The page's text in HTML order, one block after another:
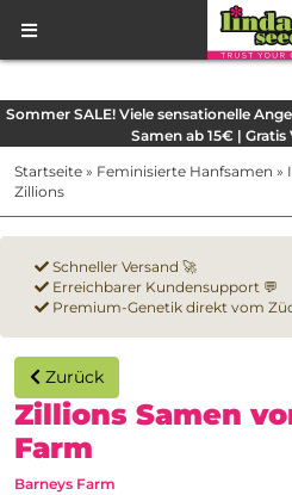
Sommer SALE! Viele sensationelle
Samen ab 15€ |
Startseite » Feminisierte Hanfsamen »
Zillions
Schneller Versand 🚀
Erreichbarer Kundensupport 💬
Premium-Genetik direkt vom
Zurück
Zillions Samen
Farm
Barneys Farm